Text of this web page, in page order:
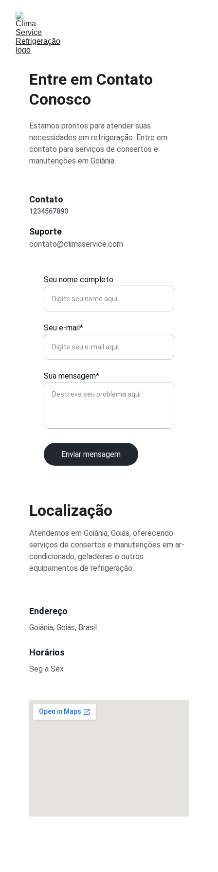
Entre em Contato
Conosco
Estamos prontos para atender suas
necessidades em refrigeração. Entre em
contato para serviços de consertos e
manutenções em Goiânia.
Contato
1234567890
Suporte
contato@climaservice.com
Seu nome completo
Seu e-mail*
Sua mensagem*
Enviar mensagem
Localização
Atendemos em Goiânia, Goiás, oferecendo
serviços de consertos e manutenções em ar-
condicionado, geladeiras e outros
equipamentos de refrigeração.
Endereço
Goiânia, Goiás, Brasil
Horários
Seg a Sex